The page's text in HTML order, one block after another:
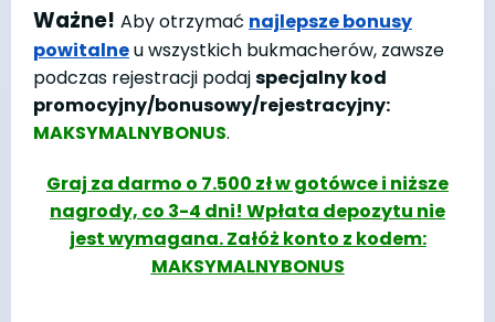
Ważne! Aby otrzymać najlepsze bonusy
powitalneu wszystkich bukmacherów, zawsze
podczas rejestracji podajspecjalny kod
promocyjny/bonusowy/rejestracyjny:
MAKSYMALNYBONUS.
Graj za darmo o 7.500 zł w gotówce i niższe
nagrody, co 3-4 dni! Wpłata depozytu nie
jest wymagana. Załóż konto z kodem:
MAKSYMALNYBONUS